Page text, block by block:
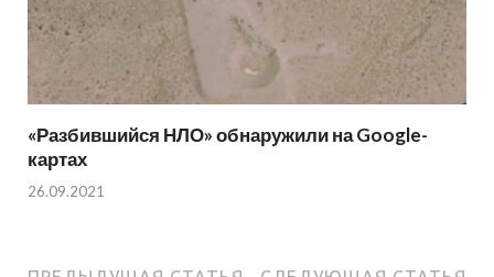
«Разбившийся НЛО» обнаружили на Google-
картах
26.09.2021